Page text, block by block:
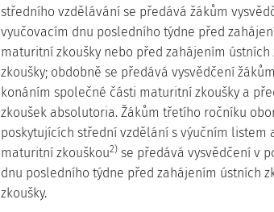
středního vzdělávání se předává žákům
vyučovacím dnu posledního týdne před
maturitní zkoušky nebo před zahájením ústních
zkoušky; obdobně se předává vysvědčení
konáním společné části maturitní zkoušky a
zkoušek absolutoria. Žákům třetího ročníku
poskytujících střední vzdělání s výučním listem
maturitní zkouškou2)se předává vysvědčení v
dnu posledního týdne před zahájením ústních
zkoušky.